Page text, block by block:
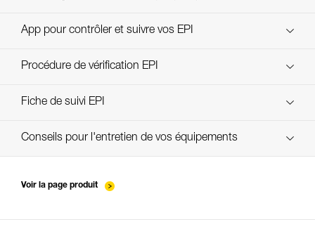
Technical Notice
App pour contrôler et suivre vos EPI
découvrez ePPEcentre
Procédure de vérification EPI
verif EPI-CONNECTEURS-procedure-FR
Fiche de suivi EPI
verif EPI-suivi-connecteur-FR
Conseils pour l'entretien de vos équipements
Voir la page produit